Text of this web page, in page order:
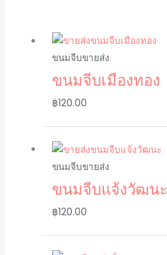
ขนมจีบขายส่ง
ขนมจีบเมืองทอง
฿120.00
ขนมจีบขายส่ง
ขนมจีบแจ้งวัฒนะ
฿120.00